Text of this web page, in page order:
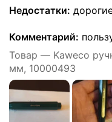
Недостатки:
Комментарий:
Товар — Kaweco
мм, 10000493